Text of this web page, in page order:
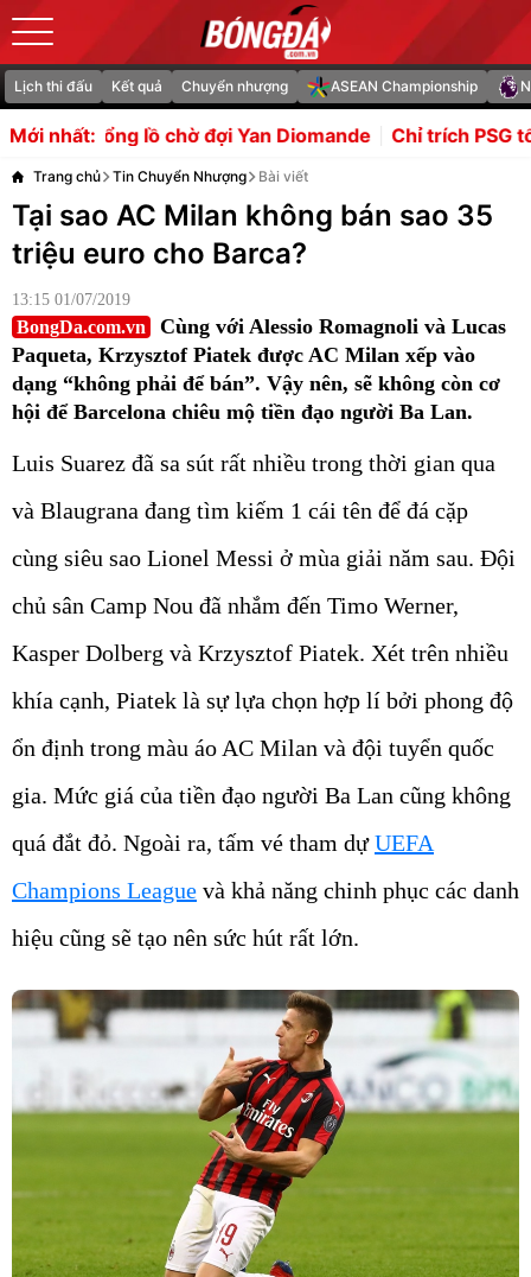
Lịch thi đấu Kết quả Chuyển nhượng ASEAN Championship
Mới nhất:
đợi Yan Diomande Chỉ trích PSG tống tiền, Owen
Trang chủ Tin Chuyển Nhượng Bài viết
Tại sao AC Milan không bán sao 35
triệu euro cho Barca?
13:15 01/07/2019
BongDa.com.vn
Cùng với Alessio Romagnoli và Lucas
Paqueta, Krzysztof Piatek được AC Milan xếp vào
dạng “không phải để bán”. Vậy nên, sẽ không còn cơ
hội để Barcelona chiêu mộ tiền đạo người Ba Lan.
Luis Suarez đã sa sút rất nhiều trong thời gian qua
và Blaugrana đang tìm kiếm 1 cái tên để đá cặp
cùng siêu sao Lionel Messi ở mùa giải năm sau. Đội
chủ sân Camp Nou đã nhắm đến Timo Werner,
Kasper Dolberg và Krzysztof Piatek. Xét trên nhiều
khía cạnh, Piatek là sự lựa chọn hợp lí bởi phong độ
ổn định trong màu áo AC Milan và đội tuyển quốc
gia. Mức giá của tiền đạo người Ba Lan cũng không
quá đắt đỏ. Ngoài ra, tấm vé tham dựUEFA
Champions League và khả năng chinh phục các danh
hiệu cũng sẽ tạo nên sức hút rất lớn.